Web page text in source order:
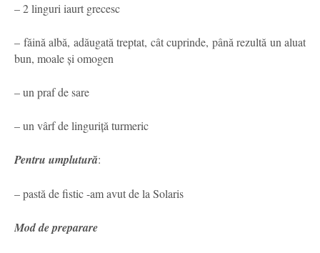
– 2 linguri iaurt grecesc
– făină albă, adăugată treptat, cât cuprinde, până rezultă un aluat
bun, moale și omogen
– un praf de sare
– un vârf de linguriță turmeric
Pentru umplutură:
– pastă de fistic -am avut de la Solaris
Mod de preparare